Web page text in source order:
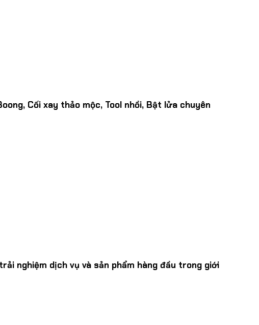
Cối xay thảo mộc, Tool nhồi, Bật lửa chuyên
nghiệm dịch vụ và sản phẩm hàng đầu trong giới